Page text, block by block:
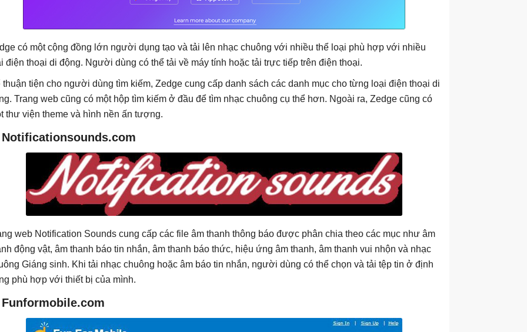
có một cộng đồng lớn người dụng tạo và tải lên nhạc chuông với nhiều thể loại phù hợp với nhiều
điện thoại di động. Người dùng có thể tải về máy tính hoặc tải trực tiếp trên điện thoại.
tiện cho người dùng tìm kiếm, Zedge cung cấp danh sách các danh mục cho từng loại điện thoại di
Trang web cũng có một hộp tìm kiếm ở đầu để tìm nhạc chuông cụ thể hơn. Ngoài ra, Zedge cũng có
thư viện theme và hình nền ấn tượng.
Notificationsounds.com
web Notification Sounds cung cấp các file âm thanh thông báo được phân chia theo các mục như âm
động vật, âm thanh báo tin nhắn, âm thanh báo thức, hiệu ứng âm thanh, âm thanh vui nhộn và nhạc
Giáng sinh. Khi tải nhạc chuông hoặc âm báo tin nhắn, người dùng có thể chọn và tải tệp tin ở định
phù hợp với thiết bị của mình.
unformobile.com